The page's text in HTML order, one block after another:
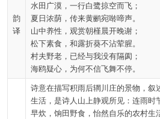
韵
译
水田广漠，一行白鹭掠空而飞；
夏日浓荫，传来黄鹂宛啭啼声。
山中养性，观赏朝槿晨开晚谢；
松下素食，和露折葵不沾荤腥。
村夫野老，已经与我没有隔阂；
海鸥疑心，为何不信飞舞不停。
诗意在描写积雨后辋川庄的景物，叙
生活，是诗人山上静观所见：连雨时
早炊，饷田野食，怡然自乐的农村生